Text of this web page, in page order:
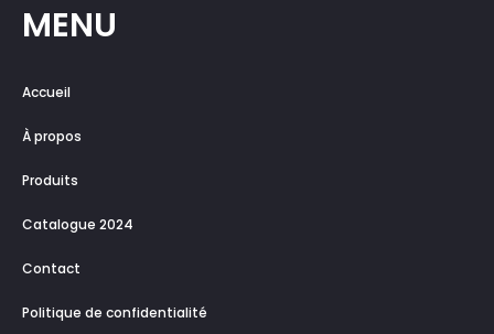
MENU
Accueil
À propos
Produits
Catalogue 2024
Contact
Politique de confidentialité